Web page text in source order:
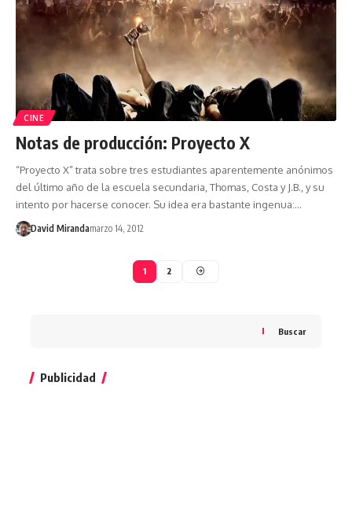
CINE
Notas de producción: Proyecto X
“Proyecto X” trata sobre tres estudiantes aparentemente anónimos
del último año de la escuela secundaria, Thomas, Costa y J.B., y su
intento por hacerse conocer. Su idea era bastante ingenua:…
David Mirandamarzo 14, 2012
1 2
Buscar
Publicidad